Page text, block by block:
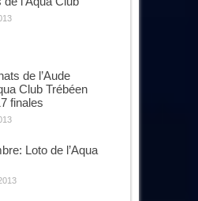
de l’Aude
Club Trébéen
finales
Loto de l’Aqua